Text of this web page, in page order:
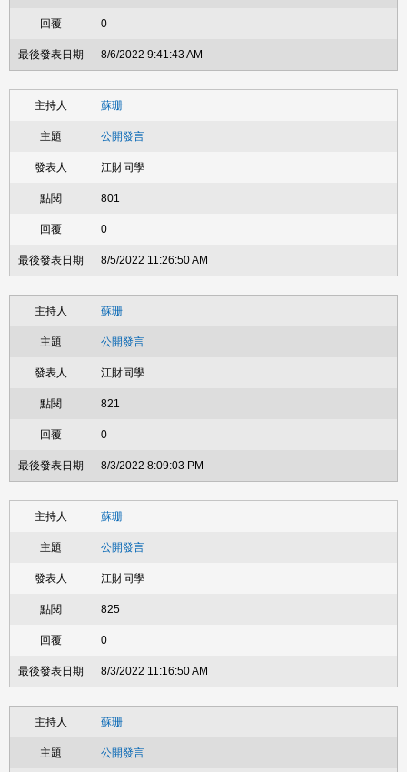
0
8/6/2022 9:41:43 AM
蘇珊
公開發言
江財同學
801
0
8/5/2022 11:26:50 AM
蘇珊
公開發言
江財同學
821
0
8/3/2022 8:09:03 PM
蘇珊
公開發言
江財同學
825
0
8/3/2022 11:16:50 AM
蘇珊
公開發言